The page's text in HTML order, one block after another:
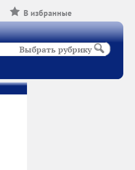
В избранные
Выбрать рубрику